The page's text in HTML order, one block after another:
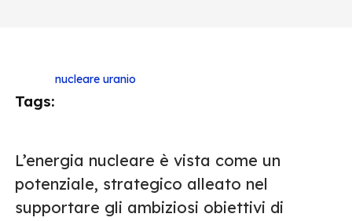
Tags:
nucleare uranio
L’energia nucleare è vista come un
potenziale, strategico alleato nel
supportare gli ambiziosi obiettivi di